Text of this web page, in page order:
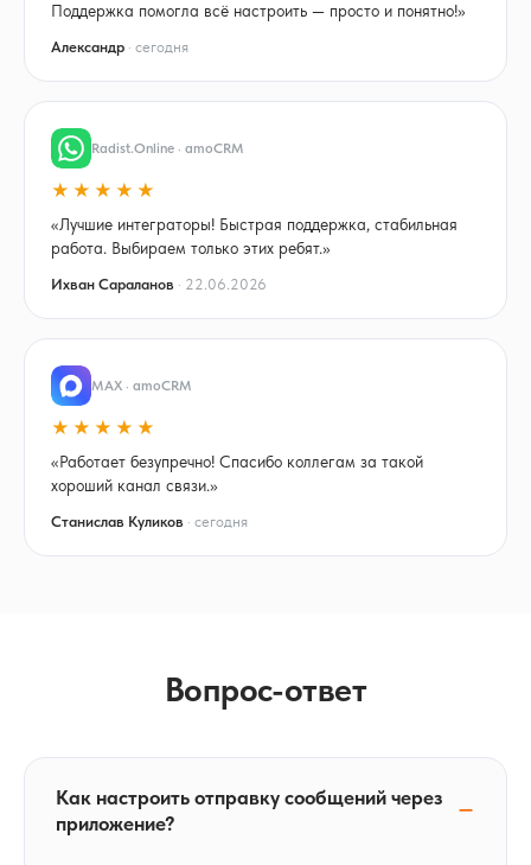
Поддержка помогла всё настроить — просто и понятно!»
Александр · сегодня
Radist.Online · amoCRM
★★★★★
«Лучшие интеграторы! Быстрая поддержка, стабильная
работа. Выбираем только этих ребят.»
Ихван Сараланов · 22.06.2026
MAX · amoCRM
★★★★★
«Работает безупречно! Спасибо коллегам за такой
хороший канал связи.»
Станислав Куликов · сегодня
Вопрос-ответ
Как настроить отправку сообщений через
приложение?